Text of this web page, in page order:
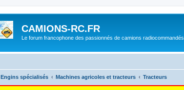
CAMIONS-RC.FR
Le forum francophone des passionnés de camions radiocommandés
Engins spécialisés Machines agricoles et tracteurs Tracteurs